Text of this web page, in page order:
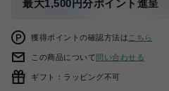
最大1,500円分ポイント進呈
獲得ポイントの確認方法は こちら
この商品について問い合わせる
ギフト：ラッピング不可